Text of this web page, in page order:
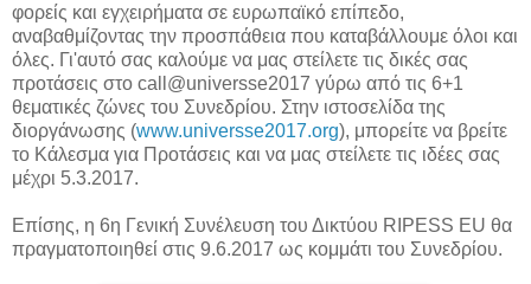
φορείς και εγχειρήματα σε ευρωπαϊκό επίπεδο,
αναβαθμίζοντας την προσπάθεια που καταβάλλουμε όλοι και
όλες. Γι'αυτό σας καλούμε να μας στείλετε τις δικές σας
προτάσεις στο call@universse2017 γύρω από τις 6+1
θεματικές ζώνες του Συνεδρίου. Στην ιστοσελίδα της
διοργάνωσης (www.universse2017.org), μπορείτε να βρείτε
το Κάλεσμα για Προτάσεις και να μας στείλετε τις ιδέες σας
μέχρι 5.3.2017.
Επίσης, η 6η Γενική Συνέλευση του Δικτύου RIPESS EU θα
πραγματοποιηθεί στις 9.6.2017 ως κομμάτι του Συνεδρίου.